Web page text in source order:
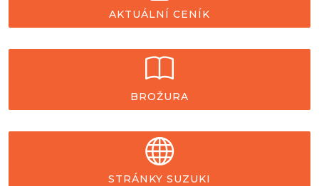
AKTUÁLNÍ CENÍK
BROŽURA
STRÁNKY SUZUKI